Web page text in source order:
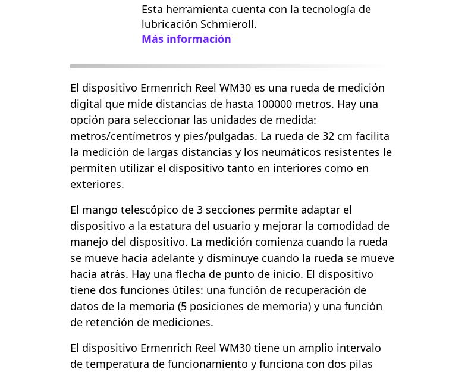
Esta herramienta cuenta con la tecnología de
lubricación Schmieroll.
Más información
El dispositivo Ermenrich Reel WM30 es una rueda de medición
digital que mide distancias de hasta 100000 metros. Hay una
opción para seleccionar las unidades de medida:
metros/centímetros y pies/pulgadas. La rueda de 32 cm facilita
la medición de largas distancias y los neumáticos resistentes le
permiten utilizar el dispositivo tanto en interiores como en
exteriores.
El mango telescópico de 3 secciones permite adaptar el
dispositivo a la estatura del usuario y mejorar la comodidad de
manejo del dispositivo. La medición comienza cuando la rueda
se mueve hacia adelante y disminuye cuando la rueda se mueve
hacia atrás. Hay una flecha de punto de inicio. El dispositivo
tiene dos funciones útiles: una función de recuperación de
datos de la memoria (5 posiciones de memoria) y una función
de retención de mediciones.
El dispositivo Ermenrich Reel WM30 tiene un amplio intervalo
de temperatura de funcionamiento y funciona con dos pilas